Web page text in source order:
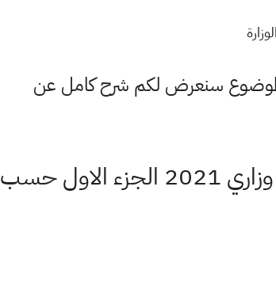
سنعرض لكم شرح كامل عن
المسائل الحياتية المطلوبة فقط رياضيات الثالث متوسط وزاري 2021 الجزء الاول حسب